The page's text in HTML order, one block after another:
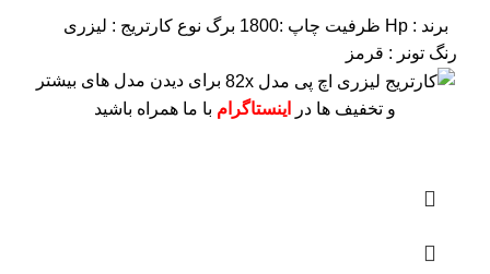
برند : Hp ظرفیت چاپ :1800 برگ
نوع کارتریج : لیزری
رنگ تونر : قرمز
برای دیدن مدل های بیشتر
و تخفیف ها در
اینستاگرام با ما همراه باشید